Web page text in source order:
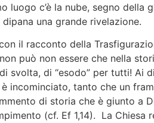
luogo c’è la nube, segno della
una grande rivelazione.
il racconto della
può non essere che nella
svolta, di “esodo” per tutti! Ai
incominciato, tanto che un
di storia che è giunto a
(cf. Ef 1,14). La Chiesa